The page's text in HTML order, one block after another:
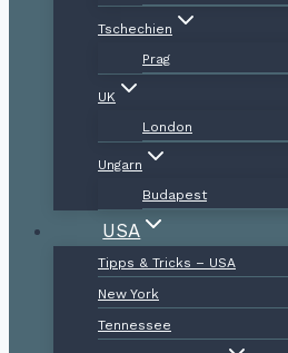
Tschechien
Prag
UK
London
Ungarn
Budapest
USA
Tipps & Tricks – USA
New York
Tennessee